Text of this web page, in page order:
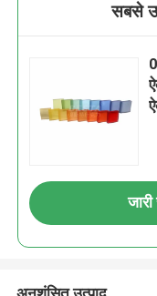
सबसे